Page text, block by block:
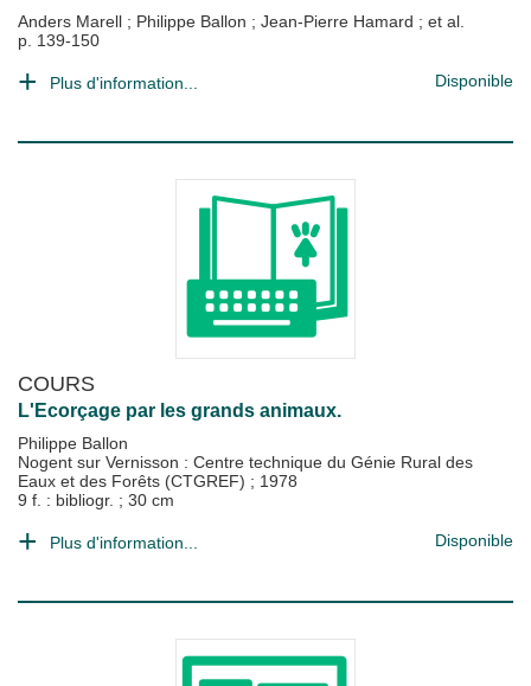
Anders Marell ; Philippe Ballon ; Jean-Pierre Hamard ; et al.
p. 139-150
Plus d'information... Disponible
COURS
L'Ecorçage par les grands animaux.
Philippe Ballon
Nogent sur Vernisson : Centre technique du Génie Rural des
Eaux et des Forêts (CTGREF) ; 1978
9 f. : bibliogr. ; 30 cm
Plus d'information... Disponible